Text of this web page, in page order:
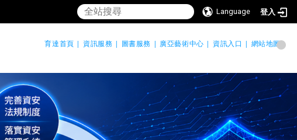
Language 登入
育達首頁 | 資訊服務 | 圖書服務 | 廣亞藝術中心 | 資訊入口 | 網站地圖